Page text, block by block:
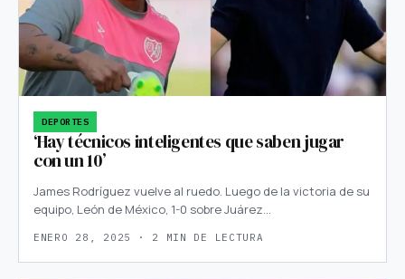
DEPORTES
‘Hay técnicos inteligentes que saben jugar
con un 10’
James Rodríguez vuelve al ruedo. Luego de la victoria de su
equipo, León de México, 1-0 sobre Juárez…
ENERO 28, 2025 · 2 MIN DE LECTURA